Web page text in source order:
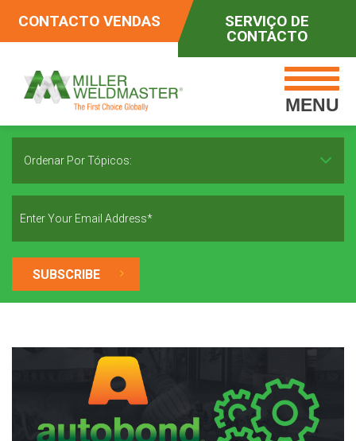
CONTACTO VENDAS
SERVIÇO DE
CONTACTO
MENU
Ordenar Por Tópicos: